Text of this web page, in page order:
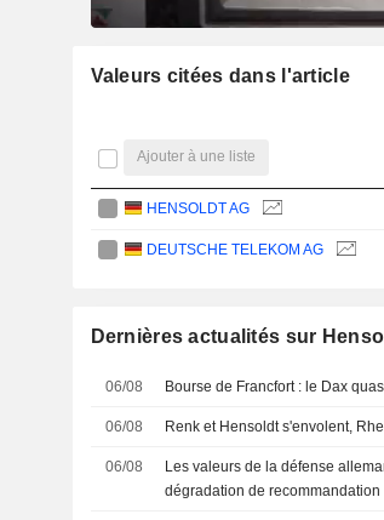
Valeurs citées dans l'article
Ajouter à une liste
HENSOLDT AG
DEUTSCHE TELEKOM AG
Dernières actualités sur
06/08 Bourse de Francfort : le Dax
06/08 Renk et Hensoldt s'envolent,
06/08
Les valeurs de la défense
dégradation de recommandation